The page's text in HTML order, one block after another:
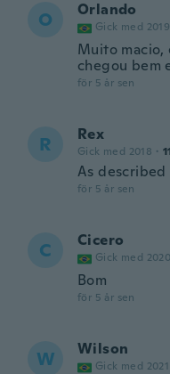
O Orlando
Gick med 2019
Muito macio,
chegou bem
för 5 år sen
R Rex
Gick med 2018 ·
As
för 5 år sen
C Cicero
Gick med 2020
Bom
för 5 år sen
W Wilson
Gick med 2021